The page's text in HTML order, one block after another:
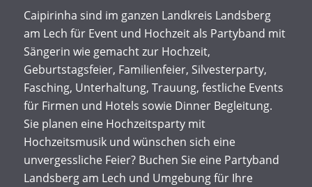
Caipirinha sind im ganzen Landkreis Landsberg
am Lech für Event und Hochzeit als Partyband mit
Sängerin wie gemacht zur Hochzeit,
Geburtstagsfeier, Familienfeier, Silvesterparty,
Fasching, Unterhaltung, Trauung, festliche Events
für Firmen und Hotels sowie Dinner Begleitung.
Sie planen eine Hochzeitsparty mit
Hochzeitsmusik und wünschen sich eine
unvergessliche Feier? Buchen Sie eine Partyband
Landsberg am Lech und Umgebung für Ihre